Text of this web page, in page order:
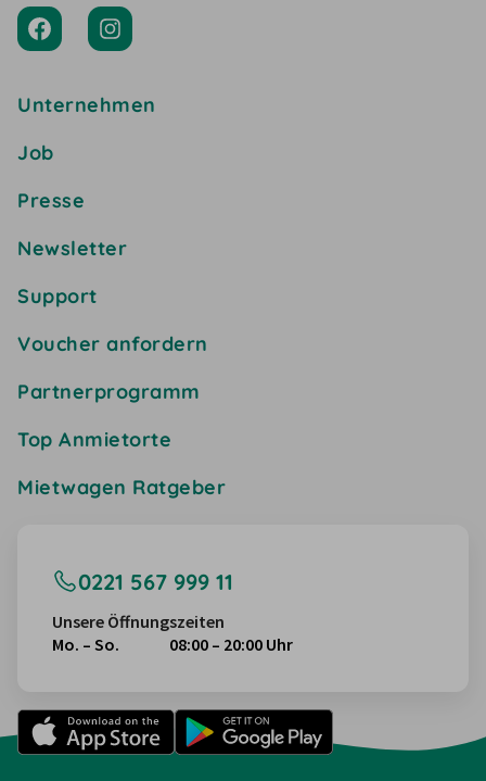
Unternehmen
Job
Presse
Newsletter
Support
Voucher anfordern
Partnerprogramm
Top Anmietorte
Mietwagen Ratgeber
0221 567 999 11
Unsere Öffnungszeiten
Mo. – So.
08:00 – 20:00 Uhr